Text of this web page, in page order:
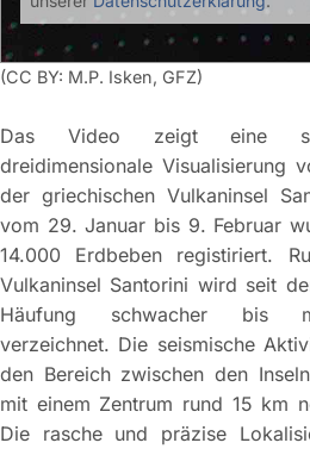
(CC BY: M.P. Isken, GFZ)
Das Video zeigt eine
dreidimensionale Visualisierung
der griechischen Vulkaninsel
vom 29. Januar bis 9. Februar
14.000 Erdbeben registiriert.
Vulkaninsel Santorini wird seit
Häufung schwacher bis
verzeichnet. Die seismische
den Bereich zwischen den
mit einem Zentrum rund 15 km
Die rasche und präzise